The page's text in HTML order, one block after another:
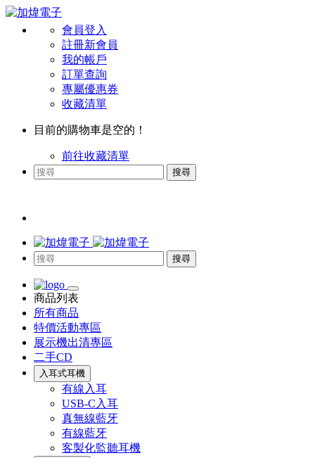
會員登入
註冊新會員
我的帳戶
訂單查詢
專屬優惠券
收藏清單
目前的購物車是空的！
前往收藏清單
搜尋
搜尋
商品列表
所有商品
特價活動專區
展示機出清專區
二手CD
入耳式耳機
有線入耳
USB-C入耳
真無線藍牙
有線藍牙
客製化監聽耳機